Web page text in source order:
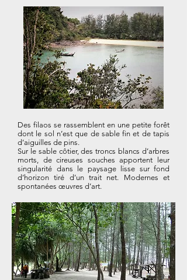
Des filaos se rassemblent en une petite forêt
dont le sol n’est que de sable fin et de tapis
d’aiguilles de pins.
Sur le sable côtier, des troncs blancs d’arbres
morts, de cireuses souches apportent leur
singularité dans le paysage lisse sur fond
d’horizon tiré d’un trait net. Modernes et
spontanées œuvres d’art.